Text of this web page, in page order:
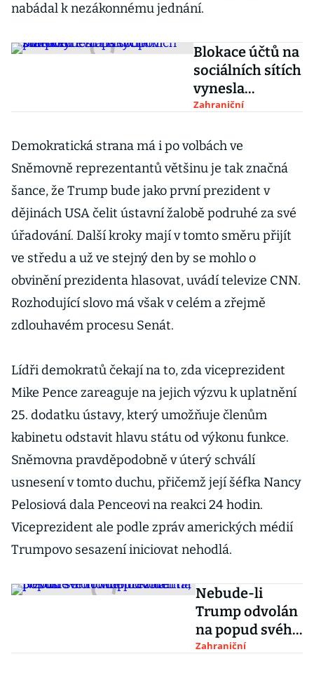
nabádal k nezákonnému jednání.
Blokace účtů na
sociálních sítích
vynesla
Trumpovi
evropských
státníků
Zahraniční
Demokratická strana má i po volbách ve
Sněmovně reprezentantů většinu je tak značná
šance, že Trump bude jako první prezident v
dějinách USA čelit ústavní žalobě podruhé za své
úřadování. Další kroky mají v tomto směru přijít
ve středu a už ve stejný den by se mohlo o
obvinění prezidenta hlasovat, uvádí televize CNN.
Rozhodující slovo má však v celém a zřejmě
zdlouhavém procesu Senát.
Lídři demokratů čekají na to, zda viceprezident
Mike Pence zareaguje na jejich výzvu k uplatnění
25. dodatku ústavy, který umožňuje členům
kabinetu odstavit hlavu státu od výkonu funkce.
Sněmovna pravděpodobně v úterý schválí
usnesení v tomto duchu, přičemž její šéfka Nancy
Pelosiová dala Penceovi na reakci 24 hodin.
Viceprezident ale podle zpráv amerických médií
Trumpovo sesazení iniciovat nehodlá.
Nebude-li
Trump odvolán
na popud svého
viceprezidenta,
Zahraniční